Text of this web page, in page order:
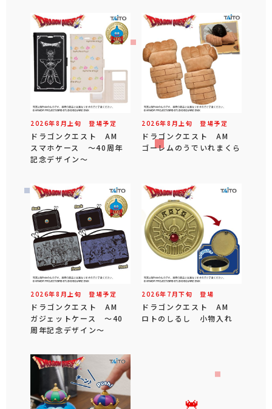
2026年8 月 上旬 登場予定
ドラゴンクエスト AM
スマホケース ～40周年
記念デザイン～
2026年8 月 上旬 登場予定
ドラゴンクエスト AM
ゴーレムのうでいれまくら
2026年8 月 上旬 登場予定
ドラゴンクエスト AM
ガジェットケース ～40
周年記念デザイン～
2026年 7 月下旬 登場
ドラゴンクエスト AM
ロトのしるし 小物入れ